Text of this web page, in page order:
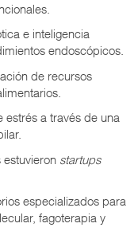
e inteligencia
endoscópicos.
de recursos
estrés a través de una
estuvieron startups
especializados para
fagoterapia y